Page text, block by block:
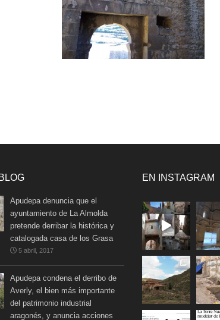
Apudepa denuncia que el
ayuntamiento de La Almolda
pretende derribar la histórica y
catalogada casa de los Grasa
5 abril, 2017
Apudepa condena el derribo de
Averly, el bien más importante
del patrimonio industrial
aragonés, y anuncia acciones
EN INSTAGRAM